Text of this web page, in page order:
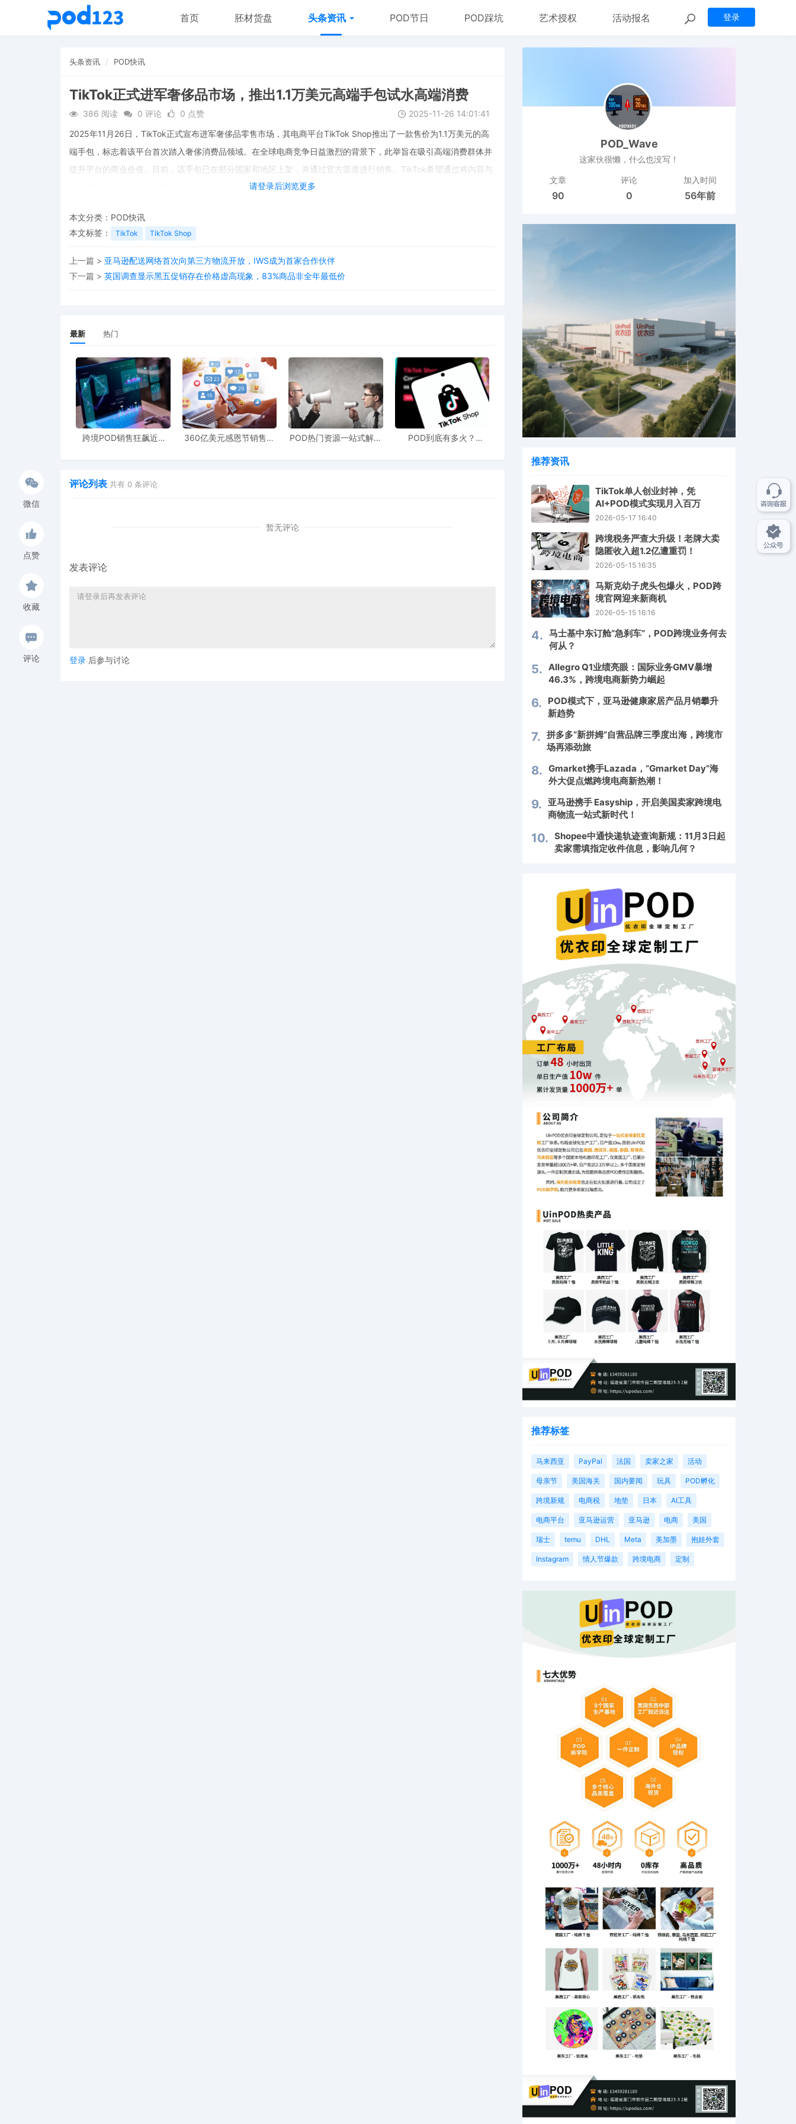
登录
首页 胚材货盘 头条资讯 POD节日 POD踩坑 艺术授权 活动报名
头条资讯 POD快讯
TikTok正式进军奢侈品市场，推出1.1万美元高端手包试水高端消费
386 阅读 0 评论 0 点赞 2025-11-26 14:01:41
请登录后浏览更多
2025年11月26日，TikTok正式宣布进军奢侈品零售市场，其电商平台TikTok Shop推出了一款售价为1.1万美元的高
端手包，标志着该平台首次踏入奢侈消费品领域。在全球电商竞争日益激烈的背景下，此举旨在吸引高端消费群体并
提升平台的商业价值。目前，该手包已在部分国家和地区上架，并通过官方渠道进行销售。TikTok希望通过将内容与
购物紧密结合的模式，为用户提供沉浸式的奢侈品购买体验，进一步拓展其电商业务的版图。
微信
点赞
收藏
评论
本文分类： POD快讯
本文标签：
TikTok TikTok Shop
上一篇 > 亚马逊配送网络首次向第三方物流开放，IWS成为首家合作伙伴
下一篇 > 英国调查显示黑五促销存在价格虚高现象，83%商品非全年最低价
最新 热门
跨境POD销售狂飙近5
360亿美元感恩节销售额
POD热门资源一站式解决
POD到底有多火？
评论列表 共有 0 条评论
暂无评论
发表评论
登录 后参与讨论
POD_Wave
这家伙很懒，什么也没写！
文章
90
评论
0
加入时间
56年前
推荐资讯
1
TikTok单人创业封神，凭
AI+POD模式实现月入百万
2026-05-17 16:40
2
跨境税务严查大升级！老牌大卖
隐匿收入超1.2亿遭重罚！
2026-05-15 16:35
3
马斯克幼子虎头包爆火，POD跨
境官网迎来新商机
2026-05-15 16:16
4. 马士基中东订舱“急刹车”，POD跨境业务何去
何从？
5. Allegro Q1业绩亮眼：国际业务GMV暴增
46.3%，跨境电商新势力崛起
6.
POD模式下，亚马逊健康家居产品月销攀升
新趋势
7. 拼多多“新拼姆”自营品牌三季度出海，跨境市
场再添劲旅
8. Gmarket携手Lazada，“Gmarket Day”海
外大促点燃跨境电商新热潮！
9. 亚马逊携手 Easyship，开启美国卖家跨境电
商物流一站式新时代！
10. Shopee中通快递轨迹查询新规：11月3日起
卖家需填指定收件信息，影响几何？
推荐标签
马来西亚 PayPal 法国 卖家之家 活动
母亲节 美国海关 国内要闻 玩具 POD孵化
跨境新规 电商税 地垫 日本 AI工具
电商平台 亚马逊运营 亚马逊 电商 美国
瑞士 temu DHL Meta 美加墨 抱娃外套
Instagram 情人节爆款 跨境电商 定制